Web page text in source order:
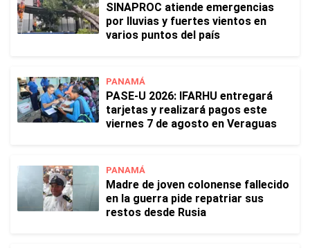
SINAPROC atiende emergencias
por lluvias y fuertes vientos en
varios puntos del país
PANAMÁ
PASE-U 2026: IFARHU entregará
tarjetas y realizará pagos este
viernes 7 de agosto en Veraguas
PANAMÁ
Madre de joven colonense fallecido
en la guerra pide repatriar sus
restos desde Rusia